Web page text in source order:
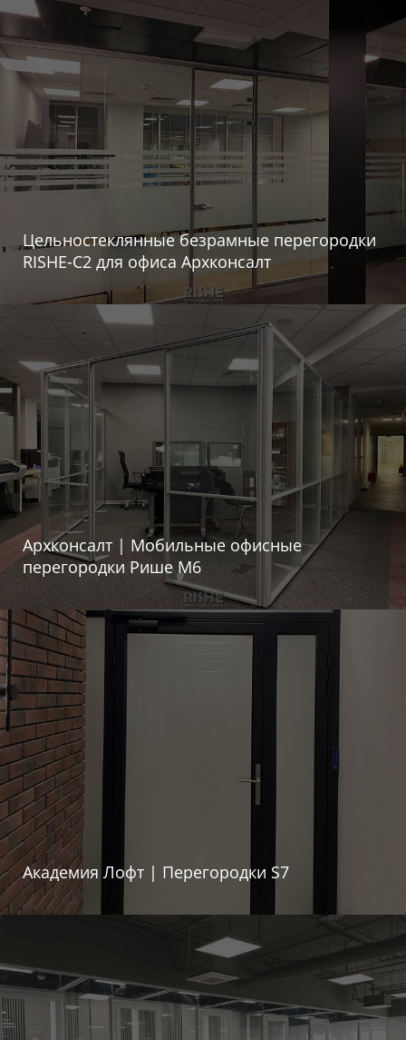
Цельностеклянные безрамные перегородки
RISHE-С2 для офиса Архконсалт
Архконсалт | Мобильные офисные
перегородки Рише М6
Академия Лофт | Перегородки S7